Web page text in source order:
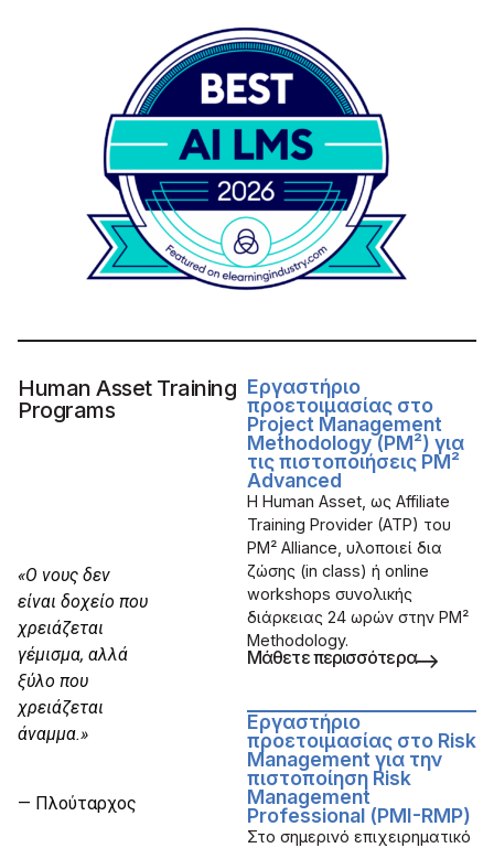
Human Asset Training
Programs
«Ο νους δεν
είναι δοχείο που
χρειάζεται
γέμισμα, αλλά
ξύλο που
χρειάζεται
άναμμα.»
— Πλούταρχος
Εργαστήριο
προετοιμασίας στο
Project Management
Methodology (PM²) για
τις πιστοποιήσεις PM²
Advanced
Η Human Asset, ως Affiliate
Training Provider (ATP) του
PM² Alliance, υλοποιεί δια
ζώσης (in class) ή online
workshops συνολικής
διάρκειας 24 ωρών στην PM²
Methodology.
Μάθετε περισσότερα
Εργαστήριο
προετοιμασίας στο Risk
Management για την
πιστοποίηση Risk
Management
Professional (PMI-RMP)
Στο σημερινό επιχειρηματικό